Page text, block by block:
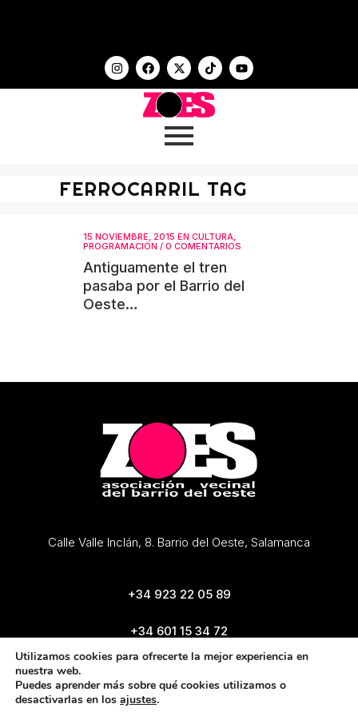
FERROCARRIL TAG
15 NOVIEMBRE, 2015 EN CULTURA,
PROGRAMACIÓN / 0 COMENTARIOS
Antiguamente el tren
pasaba por el Barrio del
Oeste…
Calle Valle Inclán, 8. Barrio del Oeste, Salamanca
+34 923 22 05 89
+34 601 15 34 72
zoes@zoes.es
Utilizamos cookies para ofrecerte la mejor experiencia en
nuestra web.
Puedes aprender más sobre qué cookies utilizamos o
desactivarlas en los ajustes.